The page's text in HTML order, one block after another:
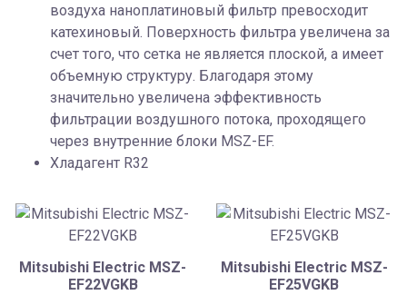
воздуха наноплатиновый фильтр превосходит
катехиновый. Поверхность фильтра увеличена за
счет того, что сетка не является плоской, а имеет
объемную структуру. Благодаря этому
значительно увеличена эффективность
фильтрации воздушного потока, проходящего
через внутренние блоки MSZ-EF.
Хладагент R32
Mitsubishi Electric MSZ-
EF22VGKB
Mitsubishi Electric MSZ-
EF25VGKB